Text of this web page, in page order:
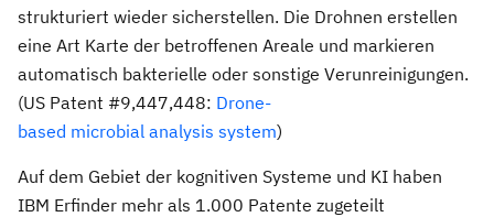
strukturiert wieder sicherstellen. Die Drohnen erstellen
eine Art Karte der betroffenen Areale und markieren
automatisch bakterielle oder sonstige Verunreinigungen.
(US Patent #9,447,448: Drone-
based microbial analysis system)
Auf dem Gebiet der kognitiven Systeme und KI haben
IBM Erfinder mehr als 1.000 Patente zugeteilt